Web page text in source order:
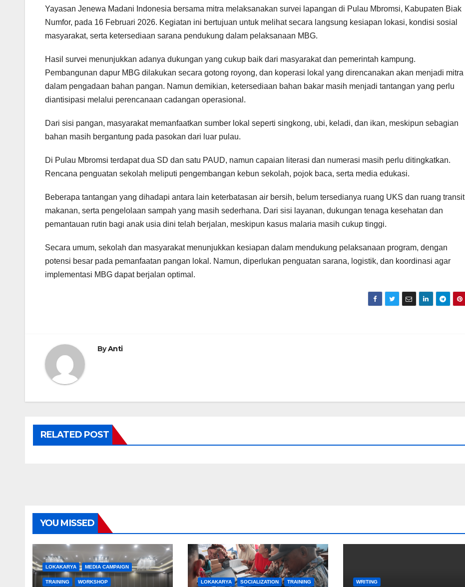
Yayasan Jenewa Madani Indonesia bersama mitra melaksanakan survei lapangan di Pulau Mbromsi, Kabupaten Biak
Numfor, pada 16 Februari 2026. Kegiatan ini bertujuan untuk melihat secara langsung kesiapan lokasi, kondisi sosial
masyarakat, serta ketersediaan sarana pendukung dalam pelaksanaan MBG.
Hasil survei menunjukkan adanya dukungan yang cukup baik dari masyarakat dan pemerintah kampung.
Pembangunan dapur MBG dilakukan secara gotong royong, dan koperasi lokal yang direncanakan akan menjadi mitra
dalam pengadaan bahan pangan. Namun demikian, ketersediaan bahan bakar masih menjadi tantangan yang perlu
diantisipasi melalui perencanaan cadangan operasional.
Dari sisi pangan, masyarakat memanfaatkan sumber lokal seperti singkong, ubi, keladi, dan ikan, meskipun sebagian
bahan masih bergantung pada pasokan dari luar pulau.
Di Pulau Mbromsi terdapat dua SD dan satu PAUD, namun capaian literasi dan numerasi masih perlu ditingkatkan.
Rencana penguatan sekolah meliputi pengembangan kebun sekolah, pojok baca, serta media edukasi.
Beberapa tantangan yang dihadapi antara lain keterbatasan air bersih, belum tersedianya ruang UKS dan ruang transit
makanan, serta pengelolaan sampah yang masih sederhana. Dari sisi layanan, dukungan tenaga kesehatan dan
pemantauan rutin bagi anak usia dini telah berjalan, meskipun kasus malaria masih cukup tinggi.
Secara umum, sekolah dan masyarakat menunjukkan kesiapan dalam mendukung pelaksanaan program, dengan
potensi besar pada pemanfaatan pangan lokal. Namun, diperlukan penguatan sarana, logistik, dan koordinasi agar
implementasi MBG dapat berjalan optimal.
ByAnti
RELATED POST
YOU MISSED
LOKAKARYA MEDIA CAMPAIGN
TRAINING WORKSHOP LOKAKARYA SOCIALIZATION TRAINING WRITING